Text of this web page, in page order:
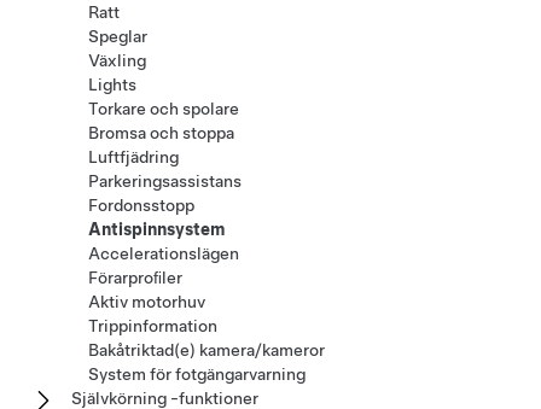
Ratt
Speglar
Växling
Lights
Torkare och spolare
Bromsa och stoppa
Luftfjädring
Parkeringsassistans
Fordonsstopp
Antispinnsystem
Accelerationslägen
Förarproﬁler
Aktiv motorhuv
Trippinformation
Bakåtriktad(e) kamera/kameror
System för fotgängarvarning
Självkörning -funktioner